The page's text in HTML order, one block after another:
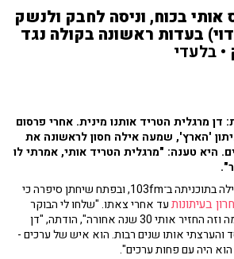
בכוח, וניסה לחבק ולנשק
בעדות ראשונה בקולה נגד
• בלעדי
דן מרגלית הטריד אותנו מינית. אחרי פרסום
'הארץ', שמעה אילה חסון לראשונה את
היא טענה: "מרגלית הטריד אותי, אמרתי לו
נ' (שם בדוי) שוחחה עם אילה בתוכניתה ב־103fm, ובפתח שיחתן סיפרה כי
בעיתונותעד אחרי צאתו. "שלחו לי הבוקר
עותק של הכתבה שפורסמה וזה החזיר אותי 30 שנה אחורה", הודתה, "דן
והערצתי אותו שנים רבות. הוא איש של ערכים -
היה עם פחות ערכים".